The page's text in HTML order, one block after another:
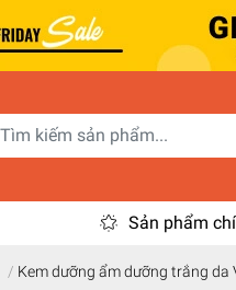
Sản phẩm
/ Kem dưỡng ẩm dưỡng trắng da